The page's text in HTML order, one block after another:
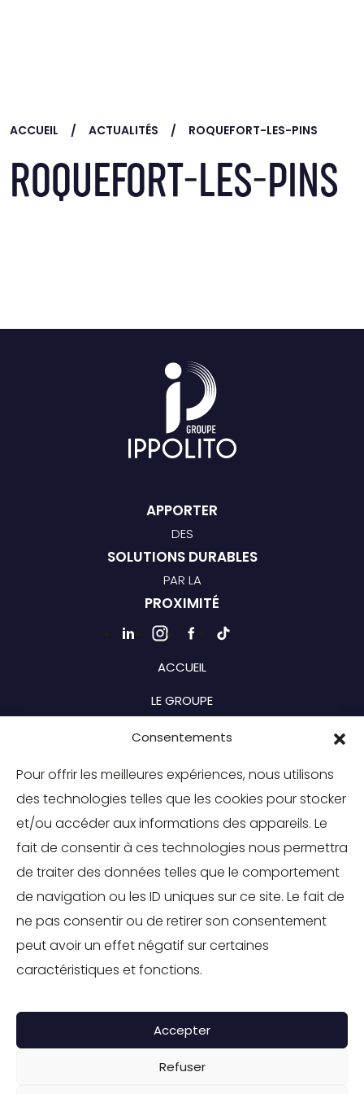
Consentements
Pour offrir les meilleures expériences, nous utilisons
des technologies telles que les cookies pour stocker
et/ou accéder aux informations des appareils. Le
fait de consentir à ces technologies nous permettra
de traiter des données telles que le comportement
de navigation ou les ID uniques sur ce site. Le fait de
ne pas consentir ou de retirer son consentement
peut avoir un effet négatif sur certaines
caractéristiques et fonctions.
Accepter
Refuser
ACCUEIL ACTUALITÉS ROQUEFORT-LES-PINS
ROQUEFORT-LES-PINS
APPORTER
DES
SOLUTIONS DURABLES
PAR LA
PROXIMITÉ
ACCUEIL
LE GROUPE
BRANCHES
MOBILITÉS
TOURISME
ENVIRONNEMENT
IMMOBILIER
SOCIÉTÉ À MISSION
GROUPE IPPOLITO